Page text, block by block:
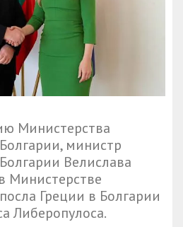
Министерства
министр
Велислава
Министерстве
Греции в Болгарии
Либеропулоса.